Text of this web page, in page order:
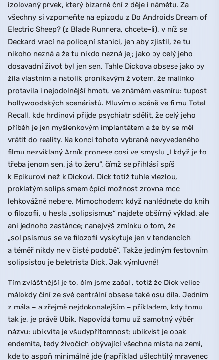
izolovaný prvek, který bizarně ční z děje i námětu. Za
všechny si vzpomeňte na epizodu z Do Androids Dream of
Electric Sheep? (z Blade Runnera, chcete-li), v níž se
Deckard vrací na policejní stanici, jen aby zjistil, že tu
nikoho nezná a že tu nikdo nezná jej; jako by celý jeho
dosavadní život byl jen sen. Tahle Dickova obsese jako by
žila vlastním a natolik pronikavým životem, že malinko
protavila i nejodolnější hmotu ve známém vesmíru: tupost
hollywoodských scenáristů. Mluvím o scéně ve filmu Total
Recall, kde hrdinovi přijde psychiatr sdělit, že celý jeho
příběh je jen myšlenkovým implantátem a že by se měl
vrátit do reality. Na konci tohoto vybraně nevyvedeného
filmu nezviklaný Arník pronese cosi ve smyslu „I když je to
třeba jenom sen, já to žeru“, čímž se přihlásí spíš
k Epikurovi než k Dickovi. Dick totiž tuhle vlezlou,
proklatým solipsismem čpící možnost zrovna moc
lehkovážně nebere. Mimochodem: když nahlédnete do knih
o filozofii, u hesla „solipsismus“ najdete obšírný výklad, ale
ani jednoho zastánce; nanejvýš zmínku o tom, že
„solipsismus se ve filozofii vyskytuje jen v tendencích
a téměř nikdy ne v čisté podobě“. Takže jediným festovním
solipsistou je beletrista Dick. Jak výmluvné!
Tím zvláštnější je to, čím jsme začali, totiž že Dick velice
málokdy činí ze své centrální obsese také osu díla. Jedním
z mála – a zřejmě nejdokonalejším – příkladem, kdy tomu
tak je, je právě Ubik. Napovídá tomu už samotný výběr
názvu: ubikvita je všudypřítomnost; ubikvist je opak
endemita, tedy živočich obývající všechna místa na zemi,
kde to aspoň minimálně jde (například ušlechtilý mravenec